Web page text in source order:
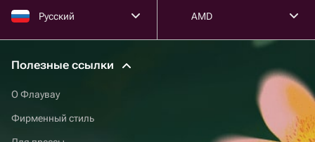
Русский AMD
Полезные ссылки
О Флаувау
Фирменный стиль